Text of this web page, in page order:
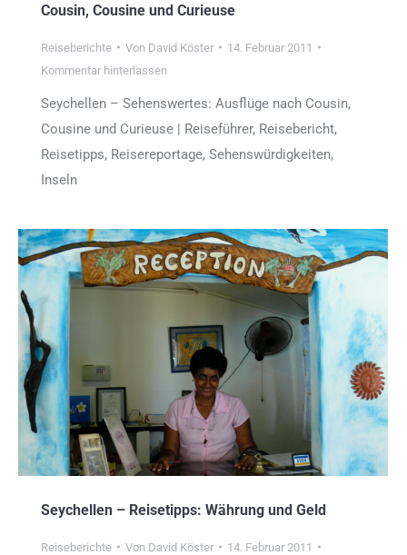
Cousin, Cousine und Curieuse
Reiseberichte Von David Köster
14. Februar 2011
Kommentar hinterlassen
Seychellen – Sehenswertes: Ausflüge nach Cousin,
Cousine und Curieuse | Reiseführer, Reisebericht,
Reisetipps, Reisereportage, Sehenswürdigkeiten,
Inseln
Seychellen – Reisetipps: Währung und Geld
Reiseberichte Von David Köster
14. Februar 2011